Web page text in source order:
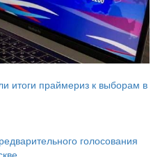
итоги праймериз к выборам в
голосования